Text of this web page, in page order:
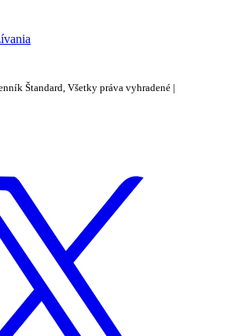
Štandard, Všetky práva vyhradené |